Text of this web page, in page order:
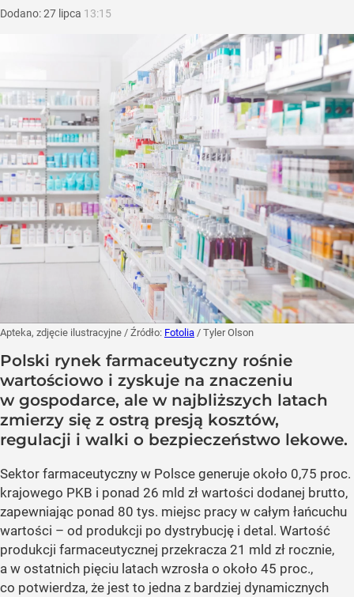
Dodano:27 lipca 13:15
Apteka, zdjęcie ilustracyjne / Źródło: Fotolia / Tyler Olson
Polski rynek farmaceutyczny rośnie
wartościowo i zyskuje na znaczeniu
w gospodarce, ale w najbliższych latach
zmierzy się z ostrą presją kosztów,
regulacji i walki o bezpieczeństwo lekowe.
Sektor farmaceutyczny w Polsce generuje około 0,75 proc.
krajowego PKB i ponad 26 mld zł wartości dodanej brutto,
zapewniając ponad 80 tys. miejsc pracy w całym łańcuchu
wartości – od produkcji po dystrybucję i detal. Wartość
produkcji farmaceutycznej przekracza 21 mld zł rocznie,
a w ostatnich pięciu latach wzrosła o około 45 proc.,
co potwierdza, że jest to jedna z bardziej dynamicznych